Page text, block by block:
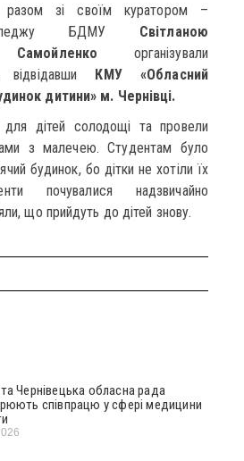
разом зі своїм куратором –
БДМУ Світланою
Самойленко організували
КМУ «Обласний
дитини» м. Чернівці.
для дітей солодощі та провели
з малечею. Студентам було
будинок, бо дітки не хотіли їх
почувалися надзвичайно
що прийдуть до дітей знову.
Чернівецька обласна рада
співпрацю у сфері медицини